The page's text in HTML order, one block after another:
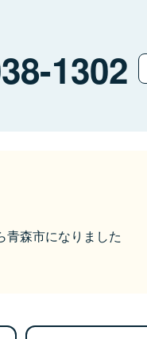
1302
青森市になりました